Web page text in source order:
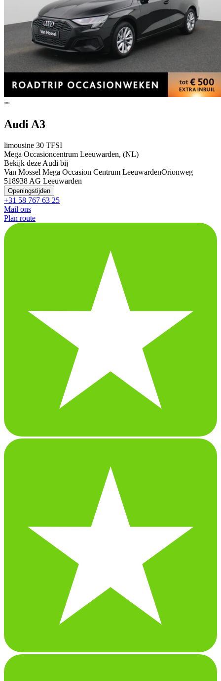
Audi A3
limousine 30 TFSI
Mega Occasioncentrum Leeuwarden, (NL)
Bekijk deze Audi bij
Van Mossel Mega Occasion Centrum LeeuwardenOrionweg
518938 AG Leeuwarden
Openingstijden
+31 58 767 63 25
Mail ons
Plan route